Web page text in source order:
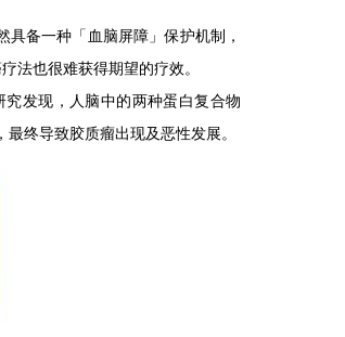
备一种「血脑屏障」保护机制，
法也很难获得期望的疗效。
发现，人脑中的两种蛋白复合物
终导致胶质瘤出现及恶性发展。